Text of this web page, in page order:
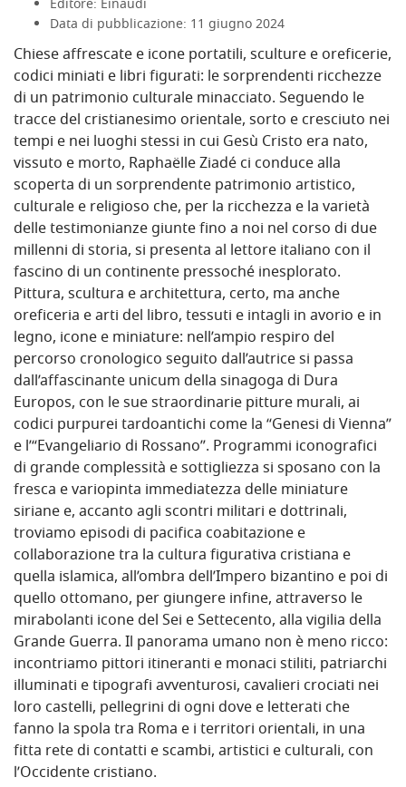
Editore: Einaudi
Data di pubblicazione: 11 giugno 2024
Chiese affrescate e icone portatili, sculture e oreficerie,
codici miniati e libri figurati: le sorprendenti ricchezze
di un patrimonio culturale minacciato. Seguendo le
tracce del cristianesimo orientale, sorto e cresciuto nei
tempi e nei luoghi stessi in cui Gesù Cristo era nato,
vissuto e morto, Raphaëlle Ziadé ci conduce alla
scoperta di un sorprendente patrimonio artistico,
culturale e religioso che, per la ricchezza e la varietà
delle testimonianze giunte fino a noi nel corso di due
millenni di storia, si presenta al lettore italiano con il
fascino di un continente pressoché inesplorato.
Pittura, scultura e architettura, certo, ma anche
oreficeria e arti del libro, tessuti e intagli in avorio e in
legno, icone e miniature: nell’ampio respiro del
percorso cronologico seguito dall’autrice si passa
dall’affascinante unicum della sinagoga di Dura
Europos, con le sue straordinarie pitture murali, ai
codici purpurei tardoantichi come la “Genesi di Vienna”
e l’“Evangeliario di Rossano”. Programmi iconografici
di grande complessità e sottigliezza si sposano con la
fresca e variopinta immediatezza delle miniature
siriane e, accanto agli scontri militari e dottrinali,
troviamo episodi di pacifica coabitazione e
collaborazione tra la cultura figurativa cristiana e
quella islamica, all’ombra dell’Impero bizantino e poi di
quello ottomano, per giungere infine, attraverso le
mirabolanti icone del Sei e Settecento, alla vigilia della
Grande Guerra. Il panorama umano non è meno ricco:
incontriamo pittori itineranti e monaci stiliti, patriarchi
illuminati e tipografi avventurosi, cavalieri crociati nei
loro castelli, pellegrini di ogni dove e letterati che
fanno la spola tra Roma e i territori orientali, in una
fitta rete di contatti e scambi, artistici e culturali, con
l’Occidente cristiano.